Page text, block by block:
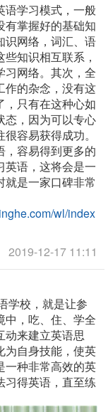
语学习模式，一般
有掌握好的基础知
识网络，词汇、语
知识相互联系，
习网络。其次，全
作的杂念，没有这
，只有在这种心如
态，因为可以专心
容易获得成功。
，容易得到更多的
英语，这将会是一
是一家口碑非常
wl/index
2019-12-17 11:11
学校，就是让参
中，吃、住、学全
动来建立英语思
为自身技能，使英
一种非常高效的英
习得英语，直至练